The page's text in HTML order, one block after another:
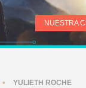
NUESTRA
• YULIETH ROCHE